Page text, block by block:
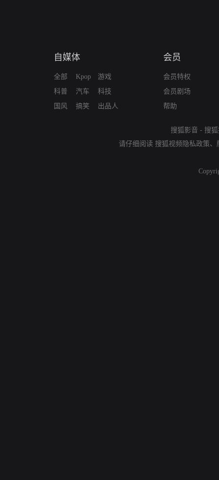
自媒体
全部
科普
国风
Kpop
汽车
搞笑
游戏
科技
出品人
会员
会员特权
会员剧场
帮助
搜狐影音 - 搜
请仔细阅读 搜狐视频隐私政策、